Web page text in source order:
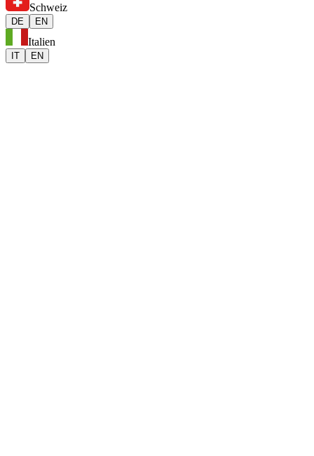
Schweiz
DE EN
Italien
IT EN